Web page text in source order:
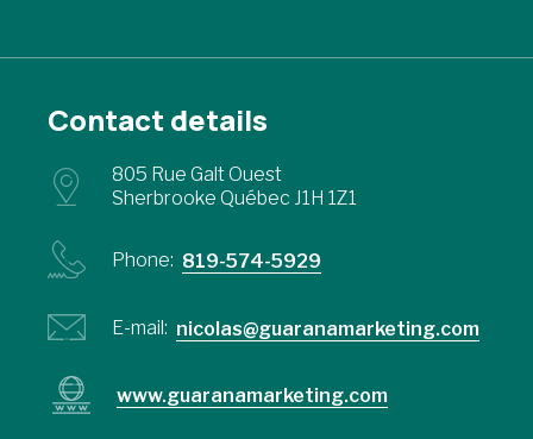
Contact details
805 Rue Galt Ouest
Sherbrooke Québec J1H 1Z1
Phone: 819-574-5929
E-mail: nicolas@guaranamarketing.com
www.guaranamarketing.com